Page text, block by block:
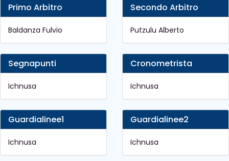
Primo Arbitro
Baldanza Fulvio
Secondo Arbitro
Putzulu Alberto
Segnapunti
Ichnusa
Cronometrista
Ichnusa
Guardialinee1
Ichnusa
Guardialinee2
Ichnusa